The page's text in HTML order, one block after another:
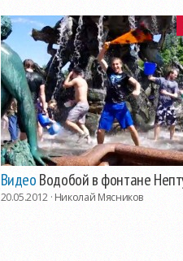
ВидеоВодобой в фонтане
20.05.2012 ·Николай Мясников